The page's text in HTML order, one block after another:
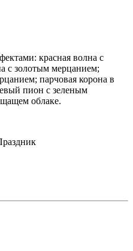
красная волна с
с золотым мерцанием;
парчовая корона в
пион с зеленым
облаке.